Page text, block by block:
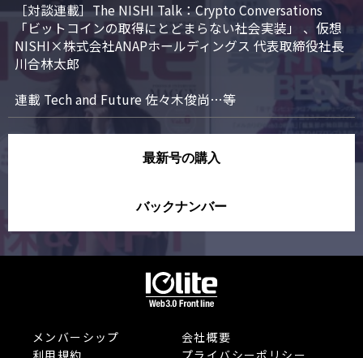
［対談連載］The NISHI Talk：Crypto Conversations
「ビットコインの取得にとどまらない社会実装」 、仮想
NISHI×株式会社ANAPホールディングス 代表取締役社長
川合林太郎
連載 Tech and Future 佐々木俊尚…等
最新号の購入
バックナンバー
メンバーシップ
会社概要
利用規約
プライバシーポリシー